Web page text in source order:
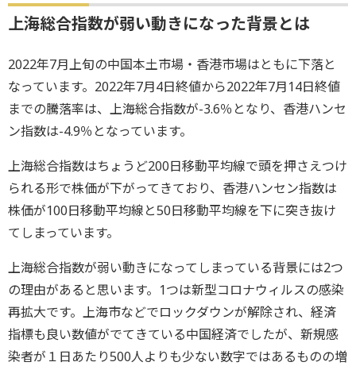
上海総合指数が弱い動きになった背景とは
2022年7月上旬の中国本土市場・香港市場はともに下落と
なっています。2022年7月4日終値から2022年7月14日終値
までの騰落率は、上海総合指数が-3.6％となり、香港ハンセ
ン指数は-4.9％となっています。
上海総合指数はちょうど200日移動平均線で頭を押さえつけ
られる形で株価が下がってきており、香港ハンセン指数は
株価が100日移動平均線と50日移動平均線を下に突き抜け
てしまっています。
上海総合指数が弱い動きになってしまっている背景には2つ
の理由があると思います。1つは新型コロナウィルスの感染
再拡大です。上海市などでロックダウンが解除され、経済
指標も良い数値がでてきている中国経済でしたが、新規感
染者が１日あたり500人よりも少ない数字ではあるものの増